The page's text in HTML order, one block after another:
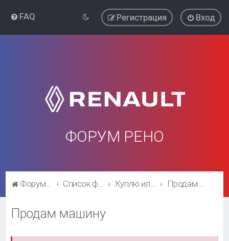
FAQ Вход
Регистрация
ФОРУМ РЕНО
Форум Рено Список форумов Куплю или продам машину Продам машину
Продам машину